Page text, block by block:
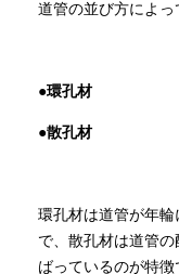
道管の並び方によっ
●環孔材
●散孔材
環孔材は道管が年
で、散孔材は道管
ばっているのが特徴